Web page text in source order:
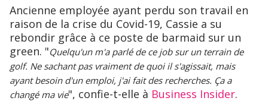
Ancienne employée ayant perdu son travail en
raison de la crise du Covid-19, Cassie a su
rebondir grâce à ce poste de barmaid sur un
green. "Quelqu'un m'a parlé de ce job sur un terrain de
golf. Ne sachant pas vraiment de quoi il s'agissait, mais
ayant besoin d'un emploi, j'ai fait des recherches. Ça a
changé ma vie", confie-t-elle à Business Insider.